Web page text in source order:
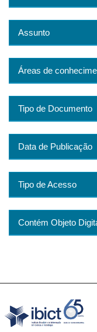
Assunto
Áreas de
Tipo de Documento
Data de Publicação
Tipo de Acesso
Contém Objeto